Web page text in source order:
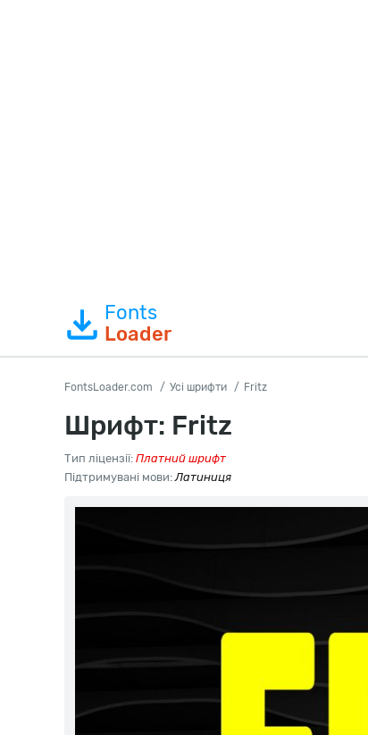
Fonts
Loader
FontsLoader.com Усі шрифти Fritz
Шрифт: Fritz
Тип ліцензії: Платний шрифт
Підтримувані мови:Латиниця